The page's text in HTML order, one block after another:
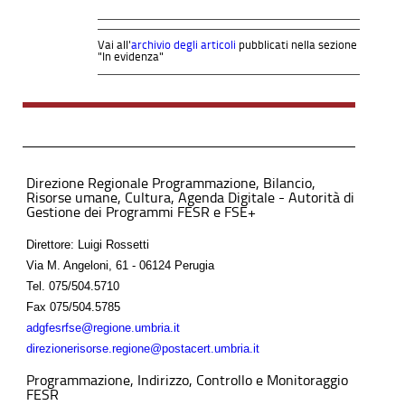
Vai all'archivio degli articoli pubblicati nella sezione
"In evidenza"
Direzione Regionale Programmazione, Bilancio,
Risorse umane, Cultura, Agenda Digitale - Autorità di
Gestione dei Programmi FESR e FSE+
Direttore: Luigi Rossetti
Via M. Angeloni, 61 - 06124 Perugia
Tel. 075/504.5710
Fax 075/504.5785
adgfesrfse@regione.umbria.it
direzionerisorse.regione@postacert.umbria.it
Programmazione, Indirizzo, Controllo e Monitoraggio
FESR